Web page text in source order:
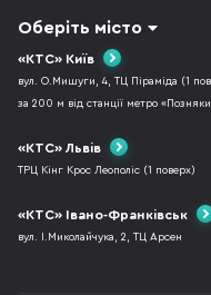
Оберіть місто
«КТС» Київ
вул. О.Мишуги, 4, ТЦ Піраміда (1
за 200 м від станції метро
«КТС» Львів
ТРЦ Кінг Крос Леополіс (1 поверх)
«КТС» Івано-Франківськ
вул. І.Миколайчука, 2, ТЦ Арсен